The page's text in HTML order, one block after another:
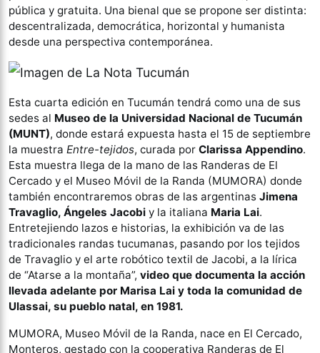
pública y gratuita. Una bienal que se propone ser distinta:
descentralizada, democrática, horizontal y humanista
desde una perspectiva contemporánea.
Esta cuarta edición en Tucumán tendrá como una de sus
sedes al Museo de la Universidad Nacional de Tucumán
(MUNT), donde estará expuesta hasta el 15 de septiembre
la muestra Entre-tejidos, curada por Clarissa Appendino.
Esta muestra llega de la mano de las Randeras de El
Cercado y el Museo Móvil de la Randa (MUMORA) donde
también encontraremos obras de las argentinas Jimena
Travaglio, Ángeles Jacobi y la italiana Maria Lai.
Entretejiendo lazos e historias, la exhibición va de las
tradicionales randas tucumanas, pasando por los tejidos
de Travaglio y el arte robótico textil de Jacobi, a la lírica
de “Atarse a la montaña”, video que documenta la acción
llevada adelante por Marisa Lai y toda la comunidad de
Ulassai, su pueblo natal, en 1981.
MUMORA, Museo Móvil de la Randa, nace en El Cercado,
Monteros, gestado con la cooperativa Randeras de El